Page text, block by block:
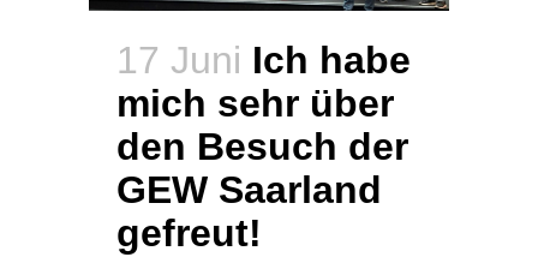
17 Juni Ich habe
mich sehr über
den Besuch der
GEW Saarland
gefreut!